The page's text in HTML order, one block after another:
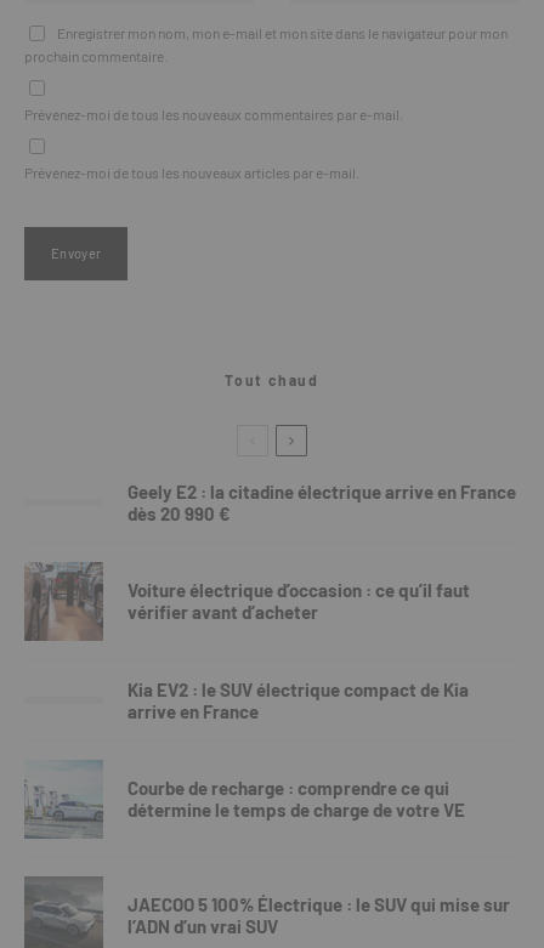
Enregistrer mon nom, mon e-mail et mon site dans le navigateur pour mon
prochain commentaire.
Prévenez-moi de tous les nouveaux commentaires par e-mail.
Prévenez-moi de tous les nouveaux articles par e-mail.
Tout chaud
Geely E2 : la citadine électrique arrive en France
dès 20 990 €
Voiture électrique d’occasion : ce qu’il faut
vérifier avant d’acheter
Kia EV2 : le SUV électrique compact de Kia
arrive en France
Courbe de recharge : comprendre ce qui
détermine le temps de charge de votre VE
JAECOO 5 100% Électrique : le SUV qui mise sur
l’ADN d’un vrai SUV